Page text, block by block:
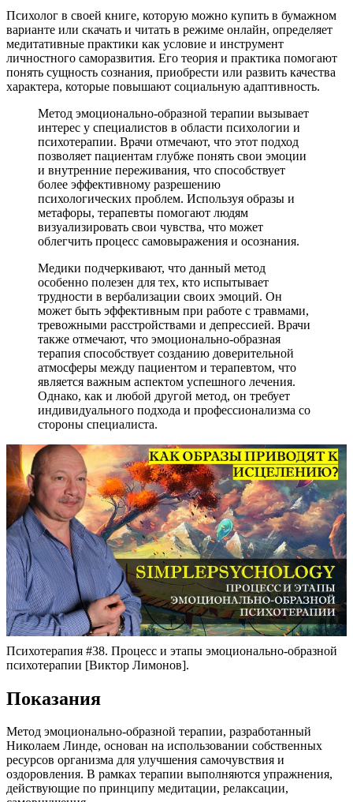
Психолог в своей книге, которую можно купить в бумажном
варианте или скачать и читать в режиме онлайн, определяет
медитативные практики как условие и инструмент
личностного саморазвития. Его теория и практика помогают
понять сущность сознания, приобрести или развить качества
характера, которые повышают социальную адаптивность.
Метод эмоционально-образной терапии вызывает
интерес у специалистов в области психологии и
психотерапии. Врачи отмечают, что этот подход
позволяет пациентам глубже понять свои эмоции
и внутренние переживания, что способствует
более эффективному разрешению
психологических проблем. Используя образы и
метафоры, терапевты помогают людям
визуализировать свои чувства, что может
облегчить процесс самовыражения и осознания.
Медики подчеркивают, что данный метод
особенно полезен для тех, кто испытывает
трудности в вербализации своих эмоций. Он
может быть эффективным при работе с травмами,
тревожными расстройствами и депрессией. Врачи
также отмечают, что эмоционально-образная
терапия способствует созданию доверительной
атмосферы между пациентом и терапевтом, что
является важным аспектом успешного лечения.
Однако, как и любой другой метод, он требует
индивидуального подхода и профессионализма со
стороны специалиста.
Психотерапия #38. Процесс и этапы эмоционально-образной
психотерапии [Виктор Лимонов].
Показания
Метод эмоционально-образной терапии, разработанный
Николаем Линде, основан на использовании собственных
ресурсов организма для улучшения самочувствия и
оздоровления. В рамках терапии выполняются упражнения,
действующие по принципу медитации, релаксации,